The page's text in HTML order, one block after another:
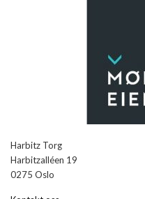
Harbitz Torg
Harbitzalléen 19
0275 Oslo